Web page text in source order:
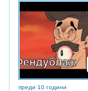
преди 10 години